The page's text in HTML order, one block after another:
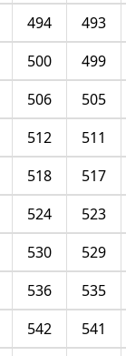
493
494
499
500
505
506
511
512
517
518
523
524
529
530
535
536
541
542